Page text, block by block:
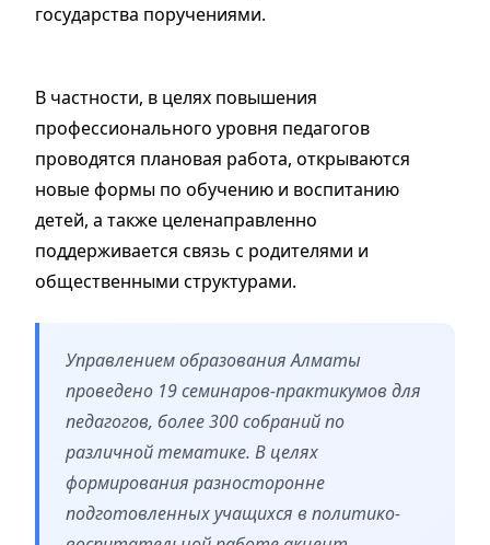
государства поручениями.
В частности, в целях повышения
профессионального уровня педагогов
проводятся плановая работа, открываются
новые формы по обучению и воспитанию
детей, а также целенаправленно
поддерживается связь с родителями и
общественными структурами.
Управлением образования Алматы
проведено 19 семинаров-практикумов для
педагогов, более 300 собраний по
различной тематике. В целях
формирования разносторонне
подготовленных учащихся в политико-